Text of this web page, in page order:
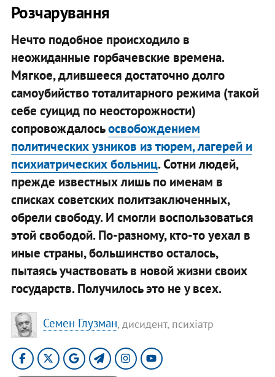
Розчарування
Нечто подобное происходило в
неожиданные горбачевские времена.
Мягкое, длившееся достаточно долго
самоубийство тоталитарного режима (такой
себе суицид по неосторожности)
сопровождалосьосвобождением
политических узников из тюрем, лагерей и
психиатрических больниц. Сотни людей,
прежде известных лишь по именам в
списках советских политзаключенных,
обрели свободу. И смогли воспользоваться
этой свободой. По-разному, кто-то уехал в
иные страны, большинство осталось,
пытаясь участвовать в новой жизни своих
государств. Получилось это не у всех.
Семен Глузман, дисидент, психіатр